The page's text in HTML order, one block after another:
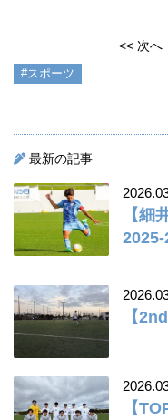
<< 次へ
#スポーツ
最新の記事
【細
【
【